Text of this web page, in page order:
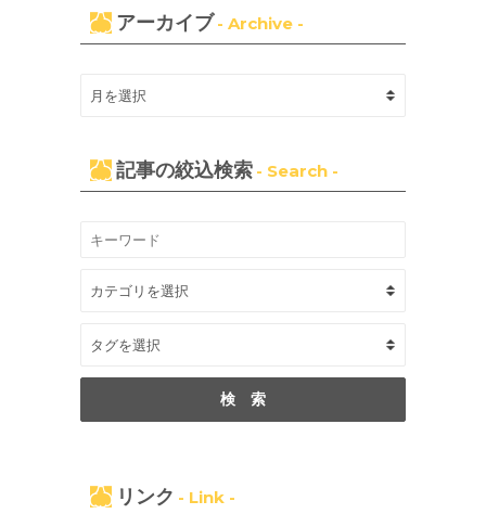
アーカイブ - Archive -
記事の絞込検索 - Search -
リンク - Link -